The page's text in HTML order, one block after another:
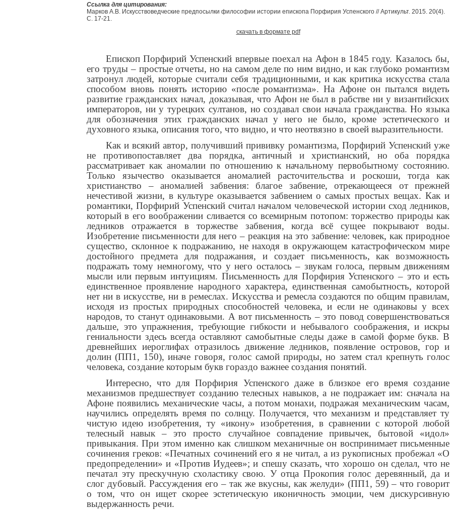
Ссылка для цитирования:
Марков А.В. Искусствоведческие предпосылки философии истории епископа Порфирия Успенского // Артикульт. 2015. 20(4).
С. 17-21.
скачать в формате pdf
Епископ Порфирий Успенский впервые поехал на Афон в 1845 году. Казалось бы,
его труды – простые отчеты, но на самом деле по ним видно, и как глубоко романтизм
затронул людей, которые считали себя традиционными, и как критика искусства стала
способом вновь понять историю «после романтизма». На Афоне он пытался видеть
развитие гражданских начал, доказывая, что Афон не был в рабстве ни у византийских
императоров, ни у турецких султанов, но создавал свои начала гражданства. Но языка
для обозначения этих гражданских начал у него не было, кроме эстетического и
духовного языка, описания того, что видно, и что неотвязно в своей выразительности.
Как и всякий автор, получивший прививку романтизма, Порфирий Успенский уже
не противопоставляет два порядка, античный и христианский, но оба порядка
рассматривает как аномалии по отношению к начальному первобытному состоянию.
Только язычество оказывается аномалией расточительства и роскоши, тогда как
христианство – аномалией забвения: благое забвение, отрекающееся от прежней
нечестивой жизни, в культуре оказывается забвением о самых простых вещах. Как и
романтики, Порфирий Успенский считал началом человеческой истории сход ледников,
который в его воображении сливается со всемирным потопом: торжество природы как
ледников отражается в торжестве забвения, когда всё сущее покрывают воды.
Изобретение письменности для него – реакция на это забвение: человек, как природное
существо, склонное к подражанию, не находя в окружающем катастрофическом мире
достойного предмета для подражания, и создает письменность, как возможность
подражать тому немногому, что у него осталось – звукам голоса, первым движениям
мысли или первым интуициям. Письменность для Порфирия Успенского – это и есть
единственное проявление народного характера, единственная самобытность, которой
нет ни в искусстве, ни в ремеслах. Искусства и ремесла создаются по общим правилам,
исходя из простых природных способностей человека, и если не одинаковы у всех
народов, то станут одинаковыми. А вот письменность – это повод совершенствоваться
дальше, это упражнения, требующие гибкости и небывалого соображения, и искры
гениальности здесь всегда оставляют самобытные следы даже в самой форме букв. В
древнейших иероглифах отразилось движение ледников, появление островов, гор и
долин (ПП1, 150), иначе говоря, голос самой природы, но затем стал крепнуть голос
человека, создание которым букв гораздо важнее создания понятий.
Интересно, что для Порфирия Успенского даже в близкое его время создание
механизмов предшествует созданию телесных навыков, а не подражает им: сначала на
Афоне появились механические часы, а потом монахи, подражая механическим часам,
научились определять время по солнцу. Получается, что механизм и представляет ту
чистую идею изобретения, ту «икону» изобретения, в сравнении с которой любой
телесный навык – это просто случайное совпадение привычек, бытовой «идол»
привыкания. При этом именно как слишком механичные он воспринимает письменные
сочинения греков: «Печатных сочинений его я не читал, а из рукописных пробежал «О
предопределении» и «Против Иудеев»; и спешу сказать, что хорошо он сделал, что не
печатал эту прескучную схоластику свою. У отца Прокопия голос деревянный, да и
слог дубовый. Рассуждения его – так же вкусны, как желуди» (ПП1, 59) – что говорит
о том, что он ищет скорее эстетическую иконичность эмоции, чем дискурсивную
выдержанность речи.